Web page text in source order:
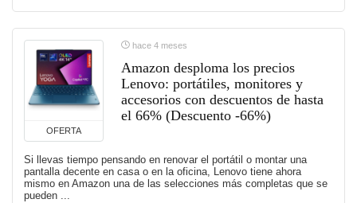
OFERTA
hace 4 meses
Amazon desploma los precios
Lenovo: portátiles, monitores y
accesorios con descuentos de hasta
el 66% (Descuento -66%)
Si llevas tiempo pensando en renovar el portátil o montar una
pantalla decente en casa o en la oficina, Lenovo tiene ahora
mismo en Amazon una de las selecciones más completas que se
pueden ...